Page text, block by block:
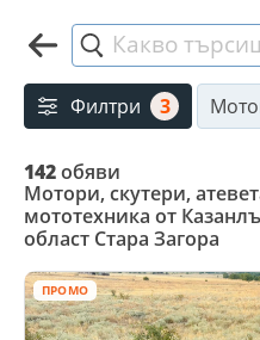
Какво
Филтри 3
142обяви
Мотори, скутери,
мототехника от
област Стара Загора
ПРОМО